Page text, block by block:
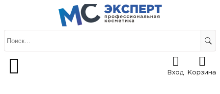
Вход Корзина